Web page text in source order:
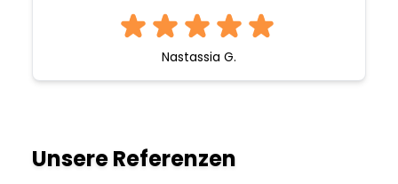
Nastassia G.
Unsere Referenzen